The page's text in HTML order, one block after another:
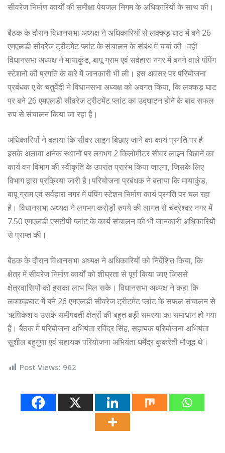
सीवरेज निर्माण कार्यों की समीक्षा पेयजल निगम के अधिकारियों के साथ की।
बैठक के दौरान विधानसभा अध्यक्ष ने अधिकारियों से लक्कड़ घाट में बने 26
एमएलडी सीवरेज ट्रीटमेंट प्लांट के संचालन के संबंध में चर्चा की।वहीं
विधानसभा अध्यक्ष ने मायाकुंड, बापू ग्राम एवं सर्वहारा नगर में बनने वाले पंपिंग
स्टेशनों की प्रगति के बारे में जानकारी भी ली। इस अवसर पर परियोजना
प्रबंधक ए.के चतुर्वेदी ने विधानसभा अध्यक्ष को अवगत किया, कि लक्कड़ घाट
पर बने 26 एमएलडी सीवरेज ट्रीटमेंट प्लांट का उद्घाटन होने के बाद सफल
रुप से संचालन किया जा रहा है।
अधिकारियों ने बताया कि सीवर लाइन बिछाए जाने का कार्य प्रगति पर है
इसके अलावा अनेक स्थानों पर लगभग 2 किलोमीटर सीवर लाइन बिछाने का
कार्य वन विभाग की स्वीकृति के उपरांत प्रारंभ किया जाएगा, जिसके लिए
विभाग द्वारा प्रक्रिया जारी है।परियोजना प्रबंधक ने बताया कि मायाकुंड,
बापू ग्राम एवं सर्वहारा नगर में पंपिंग स्टेशन निर्माण कार्य प्रगति पर चल रहा
है। विधानसभा अध्यक्ष ने लगभग करोड़ों रुपये की लागत से चंद्रेश्वर नगर में
7.50 एमएलडी एसटीपी प्लांट के कार्य संचालन की भी जानकारी अधिकारियों
से प्राप्त की।
बैठक के दौरान विधानसभा अध्यक्ष ने अधिकारियों को निर्देशित किया, कि
क्षेत्र में सीवरेज निर्माण कार्यों को शीघ्रता से पूर्ण किया जाए जिससे
क्षेत्रवासियों को इसका लाभ मिल सके। विधानसभा अध्यक्ष ने कहा कि
लक्कड़घाट में बने 26 एमएलडी सीवरेज ट्रीटमेंट प्लांट के सफल संचालन से
ऋषिकेश व उसके समीपवर्ती क्षेत्रों की बहुत बड़ी समस्या का समाधान हो गया
है। बैठक में परियोजना अभियंता रविंद्र सिंह, सहायक परियोजना अभियंता
सुशील बहुगुणा एवं सहायक परियोजना अभियंता धर्मेंद्र कुकरेती मौजूद थे।
Post Views: 962